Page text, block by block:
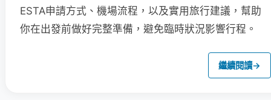
ESTA申請方式、機場流程，以及實用旅行建議，幫助
你在出發前做好完整準備，避免臨時狀況影響行程。
繼續閱讀→